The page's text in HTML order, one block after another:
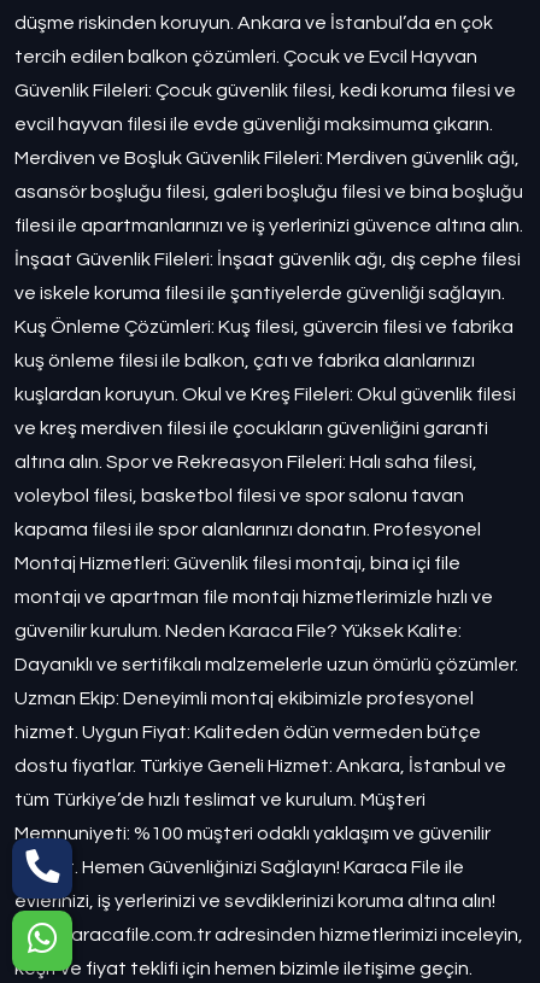
düşme riskinden koruyun. Ankara ve İstanbul’da en çok
tercih edilen balkon çözümleri. Çocuk ve Evcil Hayvan
Güvenlik Fileleri: Çocuk güvenlik filesi, kedi koruma filesi ve
evcil hayvan filesi ile evde güvenliği maksimuma çıkarın.
Merdiven ve Boşluk Güvenlik Fileleri: Merdiven güvenlik ağı,
asansör boşluğu filesi, galeri boşluğu filesi ve bina boşluğu
filesi ile apartmanlarınızı ve iş yerlerinizi güvence altına alın.
İnşaat Güvenlik Fileleri: İnşaat güvenlik ağı, dış cephe filesi
ve iskele koruma filesi ile şantiyelerde güvenliği sağlayın.
Kuş Önleme Çözümleri: Kuş filesi, güvercin filesi ve fabrika
kuş önleme filesi ile balkon, çatı ve fabrika alanlarınızı
kuşlardan koruyun. Okul ve Kreş Fileleri: Okul güvenlik filesi
ve kreş merdiven filesi ile çocukların güvenliğini garanti
altına alın. Spor ve Rekreasyon Fileleri: Halı saha filesi,
voleybol filesi, basketbol filesi ve spor salonu tavan
kapama filesi ile spor alanlarınızı donatın. Profesyonel
Montaj Hizmetleri: Güvenlik filesi montajı, bina içi file
montajı ve apartman file montajı hizmetlerimizle hızlı ve
güvenilir kurulum. Neden Karaca File? Yüksek Kalite:
Dayanıklı ve sertifikalı malzemelerle uzun ömürlü çözümler.
Uzman Ekip: Deneyimli montaj ekibimizle profesyonel
hizmet. Uygun Fiyat: Kaliteden ödün vermeden bütçe
dostu fiyatlar. Türkiye Geneli Hizmet: Ankara, İstanbul ve
tüm Türkiye’de hızlı teslimat ve kurulum. Müşteri
Memnuniyeti: %100 müşteri odaklı yaklaşım ve güvenilir
hizmet. Hemen Güvenliğinizi Sağlayın! Karaca File ile
evlerinizi, iş yerlerinizi ve sevdiklerinizi koruma altına alın!
www.karacafile.com.tr adresinden hizmetlerimizi inceleyin,
keşif ve fiyat teklifi için hemen bizimle iletişime geçin.